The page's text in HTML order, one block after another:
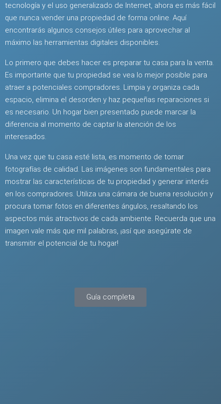
tecnología y el uso generalizado de Internet, ahora es más fácil
que nunca vender una propiedad de forma online. Aquí
encontrarás algunos consejos útiles para aprovechar al
máximo las herramientas digitales disponibles.
Lo primero que debes hacer es preparar tu casa para la venta.
Es importante que tu propiedad se vea lo mejor posible para
atraer a potenciales compradores. Limpia y organiza cada
espacio, elimina el desorden y haz pequeñas reparaciones si
es necesario. Un hogar bien presentado puede marcar la
diferencia al momento de captar la atención de los
interesados.
Una vez que tu casa esté lista, es momento de tomar
fotografías de calidad. Las imágenes son fundamentales para
mostrar las características de tu propiedad y generar interés
en los compradores. Utiliza una cámara de buena resolución y
procura tomar fotos en diferentes ángulos, resaltando los
aspectos más atractivos de cada ambiente. Recuerda que una
imagen vale más que mil palabras, ¡así que asegúrate de
transmitir el potencial de tu hogar!
Guía completa